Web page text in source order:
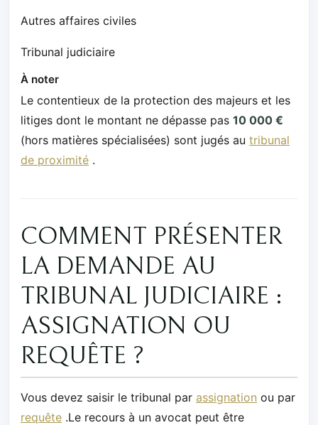
Autres affaires civiles
Tribunal judiciaire
À noter
Le contentieux de la protection des majeurs et les
litiges dont le montant ne dépasse pas 10 000 €
(hors matières spécialisées) sont jugés au tribunal
de proximité .
COMMENT PRÉSENTER
LA DEMANDE AU
TRIBUNAL JUDICIAIRE :
ASSIGNATION OU
REQUÊTE ?
Vous devez saisir le tribunal par assignation ou par
requête .Le recours à un avocat peut être